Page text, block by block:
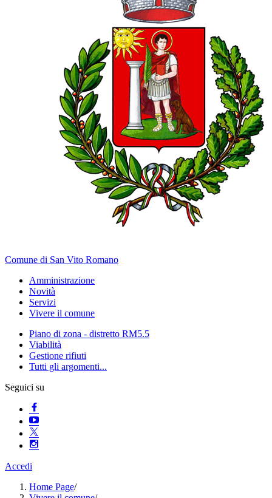
Comune di San Vito Romano
Amministrazione
Novità
Servizi
Vivere il comune
Piano di zona - distretto RM5.5
Viabilità
Gestione rifiuti
Tutti gli argomenti...
Seguici su
Accedi
Home Page/